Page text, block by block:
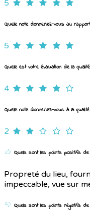
5
Quelle note donneriez-vous au
5
Quelle est votre évaluation de la
4
Quelle note donneriez-vous à la
2
Quels sont les points positifs
Propreté du lieu,
impeccable, vue sur
Quels sont les points négatifs